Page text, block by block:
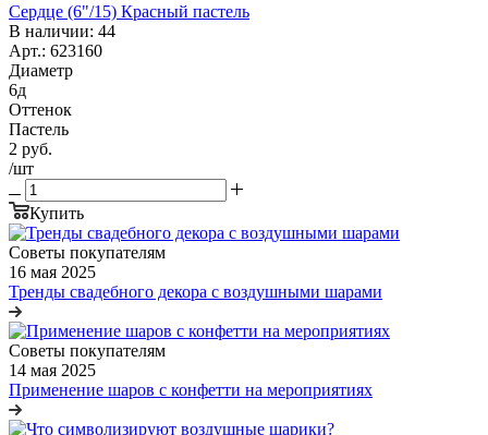
Сердце (6"/15) Красный пастель
В наличии: 44
Арт.: 623160
Диаметр
6д
Оттенок
Пастель
2 руб.
/шт
Купить
Советы покупателям
16 мая 2025
Тренды свадебного декора с воздушными шарами
Советы покупателям
14 мая 2025
Применение шаров с конфетти на мероприятиях